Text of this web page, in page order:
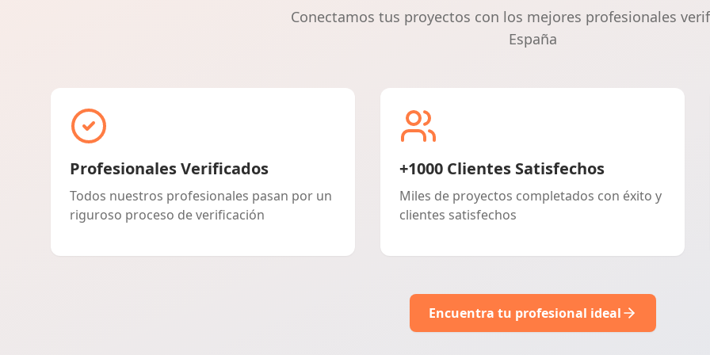
Conectamos tus proyectos con los mejores profesionales
España
Profesionales Verificados
Todos nuestros profesionales pasan por un
riguroso proceso de verificación
+1000 Clientes Satisfechos
Miles de proyectos completados con éxito y
clientes satisfechos
Encuentra tu profesional ideal